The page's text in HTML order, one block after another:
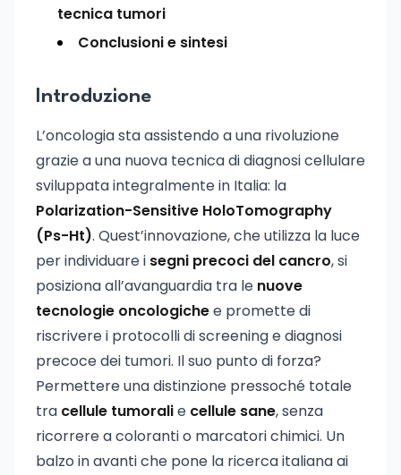
tecnica tumori
Conclusioni e sintesi
Introduzione
L’oncologia sta assistendo a una rivoluzione
grazie a una nuova tecnica di diagnosi cellulare
sviluppata integralmente in Italia: la
Polarization-Sensitive HoloTomography
(Ps-Ht). Quest’innovazione, che utilizza la luce
per individuare i segni precoci del cancro, si
posiziona all’avanguardia tra le nuove
tecnologie oncologichee promette di
riscrivere i protocolli di screening e diagnosi
precoce dei tumori. Il suo punto di forza?
Permettere una distinzione pressoché totale
tra cellule tumoralie cellule sane, senza
ricorrere a coloranti o marcatori chimici. Un
balzo in avanti che pone la ricerca italiana ai